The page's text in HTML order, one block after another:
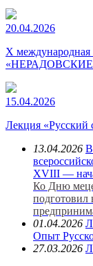
20.04.2026
X международная
15.04.2026
Лекция «Русский
13.04.2026
XVIII —
Ко Дню
подготовил
01.04.2026
Опыт
27.03.2026